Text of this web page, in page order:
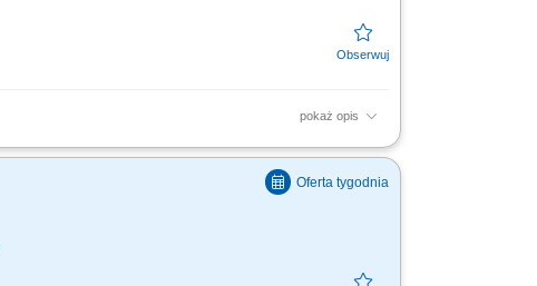
pokaż opis
się z nami na rozmowy przez naszą